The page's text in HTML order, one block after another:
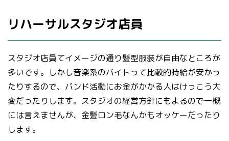
リハーサルスタジオ店員
スタジオ店員てイメージの通り髪型服装が自由なところが
多いです。しかし音楽系のバイトって比較的時給が安かっ
たりするので、バンド活動にお金がかかる人はけっこう大
変だったりします。スタジオの経営方針にもよるので一概
には言えませんが、金髪ロン毛なんかもオッケーだったり
します。